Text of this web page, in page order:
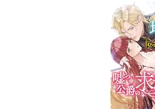
【悲報】女さん、歩行者を轢
とになってしまうw w w w w
海外「日本人はなんて気高い
中の日本人の姿に世界が衝撃
【画像】このLINEでなんで女
ない奴確定らしい←お前らは勿
【試合実況】西武２軍スタメ
欧州「日本だけ反則だろ…」
芸能人 「車の任意保険は強制
転すんな！法律を改正しろ！！